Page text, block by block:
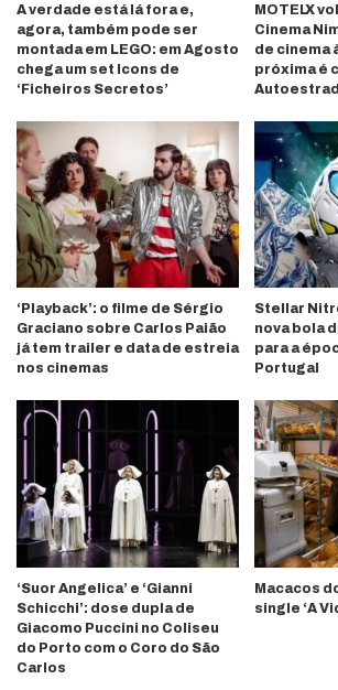
A verdade está lá fora e,
agora, também pode ser
montada em LEGO: em Agosto
chega um set Icons de
‘Ficheiros Secretos’
MOTELX
Cinema
de cinema
próxima é
‘Playback’: o filme de Sérgio
Graciano sobre Carlos Paião
já tem trailer e data de estreia
nos cinemas
Stellar
nova bola
para a
Portugal
‘Suor Angelica’ e ‘Gianni
Schicchi’: dose dupla de
Giacomo Puccini no Coliseu
do Porto com o Coro do São
Carlos
Macacos
single ‘A